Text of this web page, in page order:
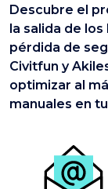
Descubre el
la salida de
pérdida de
Civitfun y
optimizar al
manuales en